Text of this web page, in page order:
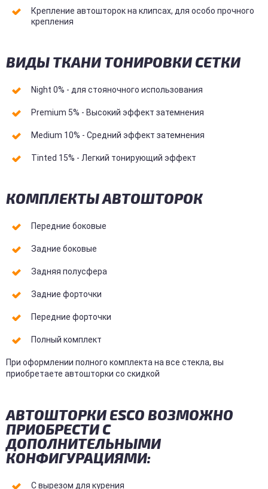
Крепление автошторок на клипсах, для особо прочного
крепления
ВИДЫ ТКАНИ ТОНИРОВКИ СЕТКИ
Night 0% - для стояночного использования
Premium 5% - Высокий эффект затемнения
Medium 10% - Средний эффект затемнения
Tinted 15% - Легкий тонирующий эффект
КОМПЛЕКТЫ АВТОШТОРОК
Передние боковые
Задние боковые
Задняя полусфера
Задние форточки
Передние форточки
Полный комплект
При оформлении полного комплекта на все стекла, вы
приобретаете автошторки со скидкой
АВТОШТОРКИ ESCO ВОЗМОЖНО
ПРИОБРЕСТИ С
ДОПОЛНИТЕЛЬНЫМИ
КОНФИГУРАЦИЯМИ:
С вырезом для курения